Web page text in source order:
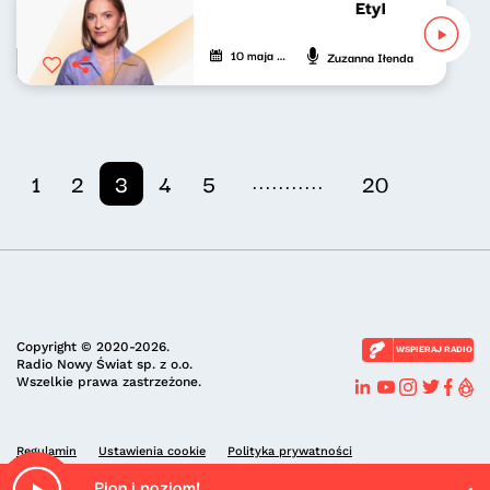
Etykieta
10 maja 2026 Zuzanna Iłenda
1 2 3 4 5 ........... 20
Copyright © 2020-2026.
Radio Nowy Świat sp. z o.o.
Wszelkie prawa zastrzeżone.
WSPIERAJ RADIO
Regulamin Ustawienia cookie Polityka prywatności